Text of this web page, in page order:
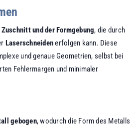
und der Formgebung, die durch
Laserschneidenerfolgen kann. Diese
und genaue Geometrien, selbst bei
Fehlermargen und minimaler
gebogen, wodurch die Form des Metalls